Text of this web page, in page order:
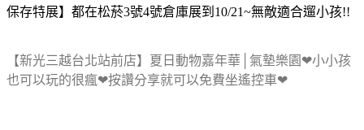
保存特展】都在松菸3號4號倉庫展到10/21~無敵適合遛小孩!!
【新光三越台北站前店】夏日動物嘉年華│氣墊樂園❤小小孩
也可以玩的很瘋❤按讚分享就可以免費坐遙控車❤